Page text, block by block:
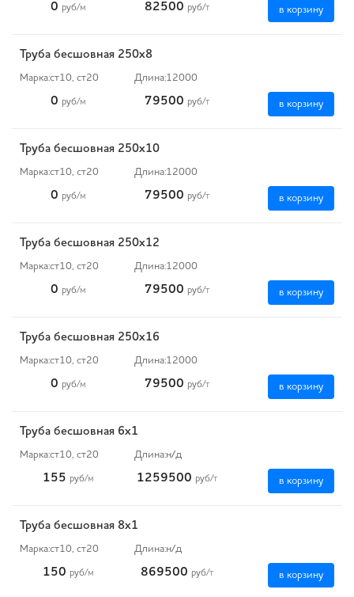
0 руб/м 82500 руб/т в корзину
Труба бесшовная 250х8
Марка:ст10, ст20 Длина:12000
0 руб/м 79500 руб/т в корзину
Труба бесшовная 250х10
Марка:ст10, ст20 Длина:12000
0 руб/м 79500 руб/т в корзину
Труба бесшовная 250х12
Марка:ст10, ст20 Длина:12000
0 руб/м 79500 руб/т в корзину
Труба бесшовная 250х16
Марка:ст10, ст20 Длина:12000
0 руб/м 79500 руб/т в корзину
Труба бесшовная 6х1
Марка:ст10, ст20 Длина:н/д
155 руб/м 1259500 руб/т в корзину
Труба бесшовная 8х1
Марка:ст10, ст20 Длина:н/д
150 руб/м 869500 руб/т в корзину